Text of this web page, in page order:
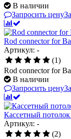
В наличии
Запросить цену
Rod connector for
Артикул: -
(1)
Rod connector for
В наличии
Запросить цену
Кассетный
Артикул: -
(2)